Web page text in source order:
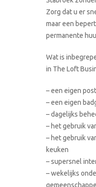
Zorg dat u er
maar een
permanente
Wat is
in The Loft
– een eigen
– een eigen
– dagelijks
– het gebruik
– het gebruik
keuken
– supersnel
– wekelijks